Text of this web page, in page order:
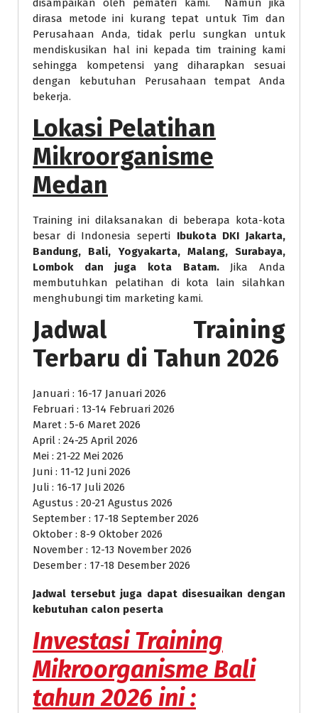
dirasa metode ini kurang tepat untuk Tim dan
Perusahaan Anda, tidak perlu sungkan untuk
mendiskusikan hal ini kepada tim training kami
sehingga kompetensi yang diharapkan sesuai
dengan kebutuhan Perusahaan tempat Anda
bekerja.
Lokasi Pelatihan
Mikroorganisme
Medan
Training ini dilaksanakan di beberapa kota-kota
besar di Indonesia seperti Ibukota DKI Jakarta,
Bandung, Bali, Yogyakarta, Malang, Surabaya,
Lombok dan juga kota Batam.Jika Anda
membutuhkan pelatihan di kota lain silahkan
menghubungi tim marketing kami.
Jadwal Training
Terbaru di Tahun 2026
Januari : 16-17 Januari 2026
Februari : 13-14 Februari 2026
Maret : 5-6 Maret 2026
April : 24-25 April 2026
Mei : 21-22 Mei 2026
Juni : 11-12 Juni 2026
Juli : 16-17 Juli 2026
Agustus : 20-21 Agustus 2026
September : 17-18 September 2026
Oktober : 8-9 Oktober 2026
November : 12-13 November 2026
Desember : 17-18 Desember 2026
Jadwal tersebut juga dapat disesuaikan dengan
kebutuhan calon peserta
Investasi Training
Mikroorganisme Bali
tahun 2026 ini :